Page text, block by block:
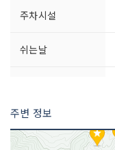
주차시설
쉬는날
주변 정보